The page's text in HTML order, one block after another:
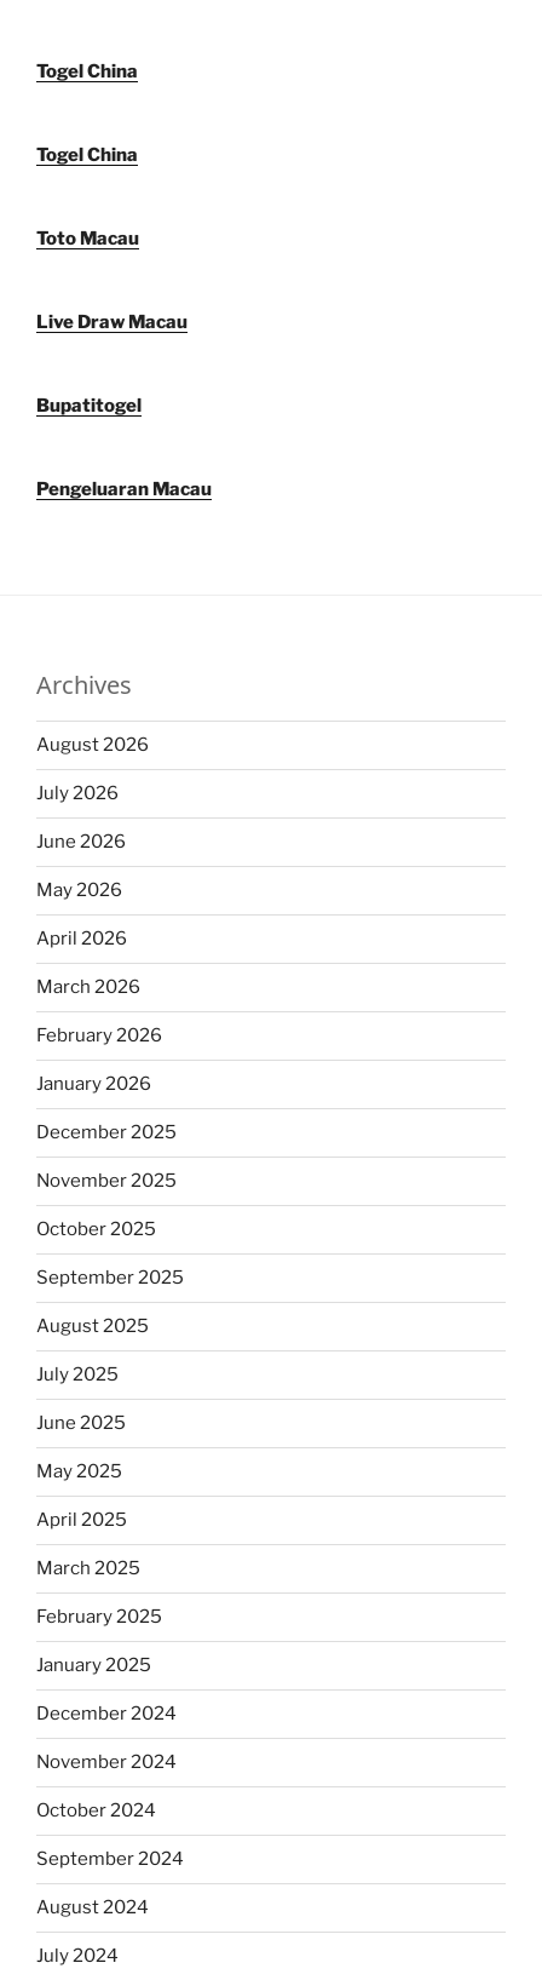
Togel China
Togel China
Toto Macau
Live Draw Macau
Bupatitogel
Pengeluaran Macau
Archives
August 2026
July 2026
June 2026
May 2026
April 2026
March 2026
February 2026
January 2026
December 2025
November 2025
October 2025
September 2025
August 2025
July 2025
June 2025
May 2025
April 2025
March 2025
February 2025
January 2025
December 2024
November 2024
October 2024
September 2024
August 2024
July 2024